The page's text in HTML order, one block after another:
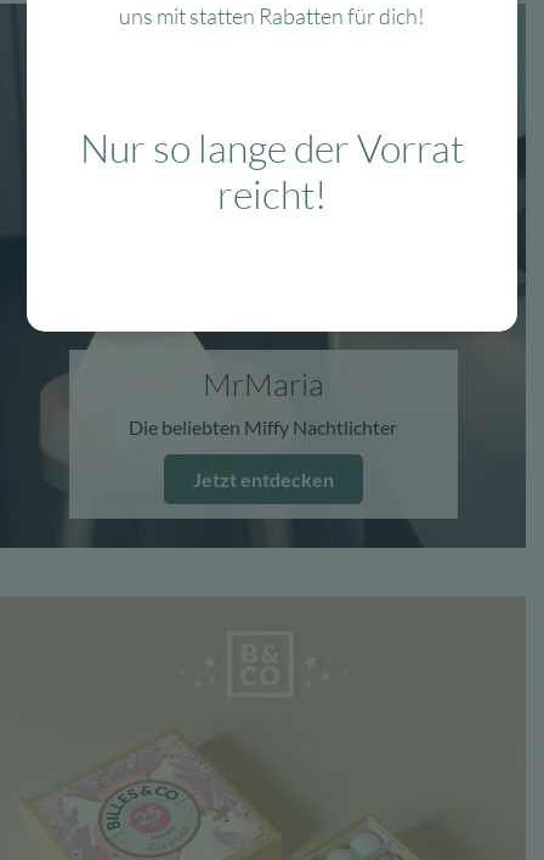
MrMaria
Die beliebten Miffy Nachtlichter
Jetzt entdecken
uns mit statten Rabatten für dich!
Nur so lange der Vorrat
reicht!